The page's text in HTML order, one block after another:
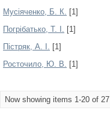
Мусіяченко, Б. К. [1]
Погрібатько, Т. І. [1]
Пістряк, А. І. [1]
Росточило, Ю. В. [1]
Now showing items 1-20 of 27